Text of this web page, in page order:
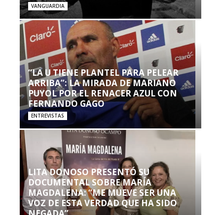
VANGUARDIA
“LA U TIENE PLANTEL PARA PELEAR
ARRIBA”: LA MIRADA DE MARIANO
PUYOL POR EL RENACER AZUL CON
FERNANDO GAGO
ENTREVISTAS
LITA DONOSO PRESENTÓ SU
DOCUMENTAL SOBRE MARÍA
MAGDALENA: “ME MUEVE SER UNA
VOZ DE ESTA VERDAD QUE HA SIDO